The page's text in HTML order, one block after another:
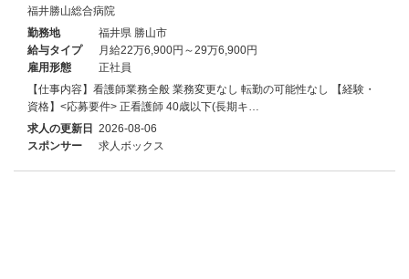
福井勝山総合病院
勤務地
福井県 勝山市
給与タイプ
月給22万6,900円～29万6,900円
雇用形態
正社員
【仕事内容】看護師業務全般 業務変更なし 転勤の可能性なし 【経験・
資格】<応募要件> 正看護師 40歳以下(長期キ…
求人の更新日 2026-08-06
スポンサー
求人ボックス